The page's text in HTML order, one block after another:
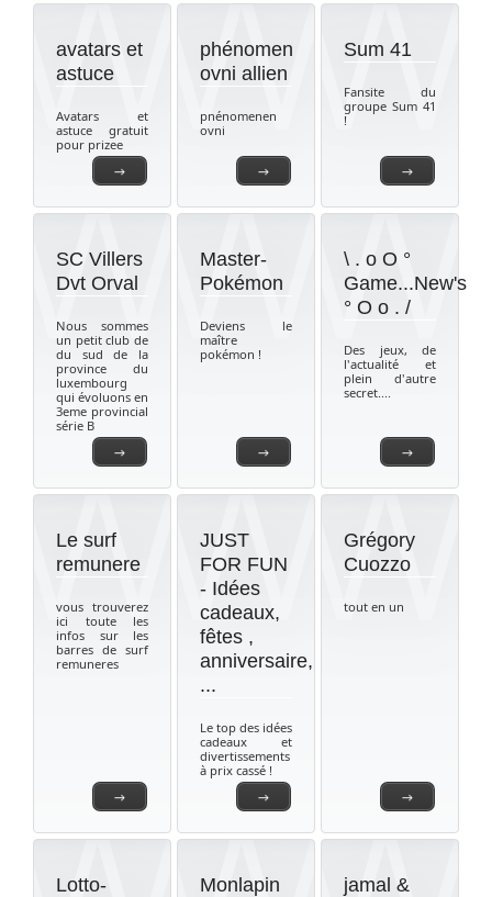
→
avatars et
astuce
Avatars et
astuce gratuit
pour prizee
→
phénomen
ovni allien
pnénomenen
ovni
→
Sum 41
Fansite du
groupe Sum 41
!
→
SC Villers
Dvt Orval
Nous sommes
un petit club de
du sud de la
province du
luxembourg
qui évoluons en
3eme provincial
série B
→
Master-
Pokémon
Deviens le
maître
pokémon !
→
\ . o O °
Game...New's
° O o . /
Des jeux, de
l'actualité et
plein d'autre
secret....
→
Le surf
remunere
vous trouverez
ici toute les
infos sur les
barres de surf
remuneres
→
JUST
FOR FUN
- Idées
cadeaux,
fêtes ,
anniversaire,
...
Le top des idées
cadeaux et
divertissements
à prix cassé !
→
Grégory
Cuozzo
tout en un
Lotto-
Monlapin
jamal &